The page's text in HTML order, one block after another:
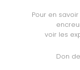
Pour en
voir les
Don de